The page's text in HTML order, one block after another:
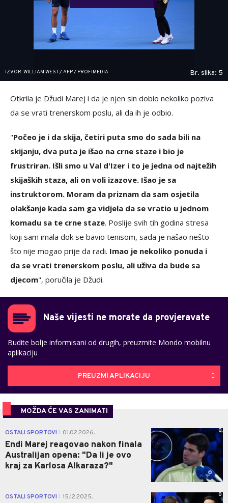
IZVOR: WILLIAM WEST / AFP / PROFIMEDIA Br. slika: 5
Otkrila je Džudi Marej i da je njen sin dobio nekoliko poziva
da se vrati trenerskom poslu, ali da ih je odbio.
"Počeo je i da skija, četiri puta smo do sada bili na
skijanju, dva puta je išao na crne staze i bio je
frustriran. Išli smo u Val d'Izer i to je jedna od najtežih
skijaških staza, ali on voli izazove. Išao je sa
instruktorom. Moram da priznam da sam osjetila
olakšanje kada sam ga vidjela da se vratio u jednom
komadu sa te crne staze. Poslije svih tih godina stresa
koji sam imala dok se bavio tenisom, sada je našao nešto
što nije mogao prije da radi. Imao je nekoliko ponuda i
da se vrati trenerskom poslu, ali uživa da bude sa
djecom", poručila je Džudi.
Naše vijesti ne morate da provjeravate
Budite bolje informisani od drugih, preuzmite Mondo mobilnu
aplikaciju
PREUZMI APLIKACIJU
MOŽDA ĆE VAS ZANIMATI
OSTALI SPORTOVI 01.02.2026.
Endi Marej reagovao nakon finala
Australijan opena: "Da li je ovo
kraj za Karlosa Alkaraza?"
0
OSTALI SPORTOVI 15.12.2025. 0